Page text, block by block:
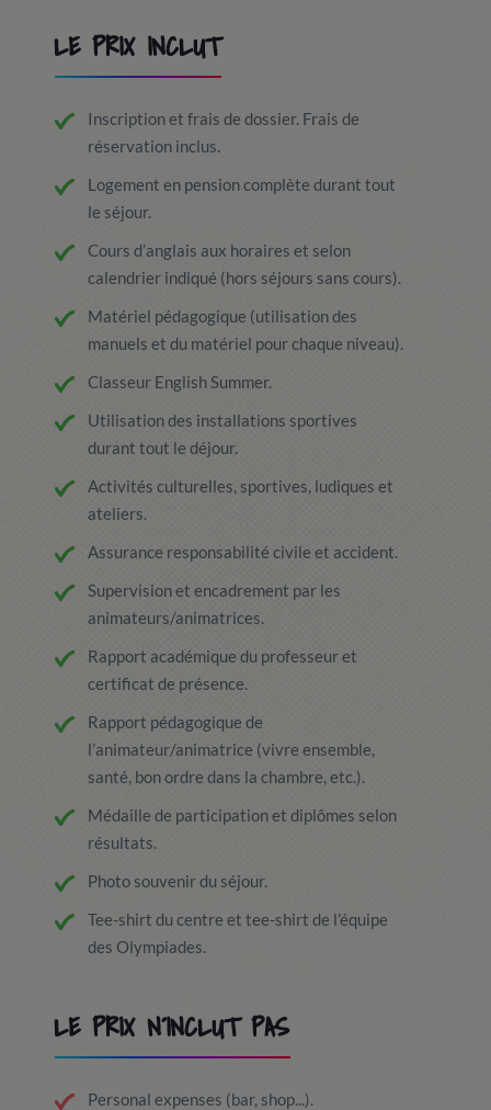
LE PRIX INCLUT
Inscription et frais de dossier. Frais de
réservation inclus.
Logement en pension complète durant tout
le séjour.
Cours d’anglais aux horaires et selon
calendrier indiqué (hors séjours sans cours).
Matériel pédagogique (utilisation des
manuels et du matériel pour chaque niveau).
Classeur English Summer.
Utilisation des installations sportives
durant tout le déjour.
Activités culturelles, sportives, ludiques et
ateliers.
Assurance responsabilité civile et accident.
Supervision et encadrement par les
animateurs/animatrices.
Rapport académique du professeur et
certificat de présence.
Rapport pédagogique de
l’animateur/animatrice (vivre ensemble,
santé, bon ordre dans la chambre, etc.).
Médaille de participation et diplômes selon
résultats.
Photo souvenir du séjour.
Tee-shirt du centre et tee-shirt de l’équipe
des Olympiades.
LE PRIX N´INCLUT PAS
Personal expenses (bar, shop...).